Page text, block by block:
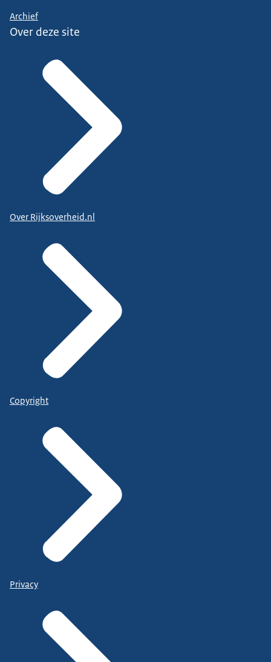
Archief
Over deze site
Over Rijksoverheid.nl
Copyright
Privacy